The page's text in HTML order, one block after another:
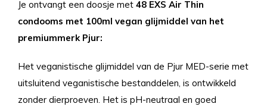
Je ontvangt een doosje met 48 EXS Air Thin
condooms met 100ml vegan glijmiddel van het
premiummerk Pjur:
Het veganistische glijmiddel van de Pjur MED-serie met
uitsluitend veganistische bestanddelen, is ontwikkeld
zonder dierproeven. Het is pH-neutraal en goed